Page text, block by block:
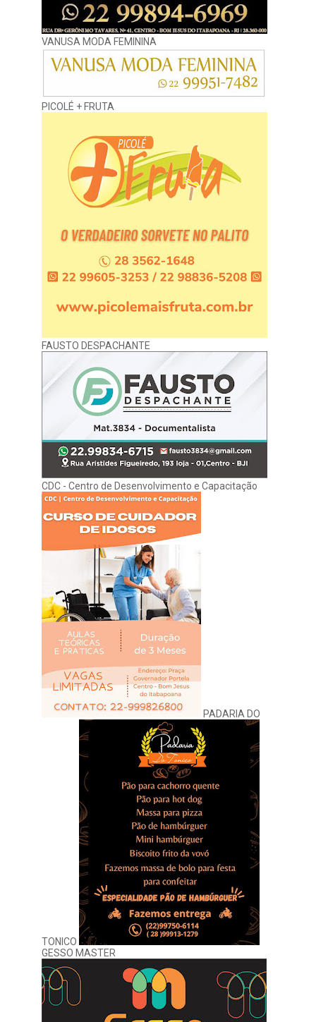
VANUSA MODA FEMININA
PICOLÉ + FRUTA
FAUSTO DESPACHANTE
CDC - Centro de Desenvolvimento e Capacitação
PADARIA DO
TONICO
GESSO MASTER